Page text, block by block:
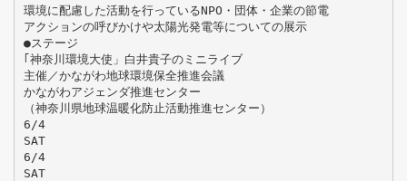
環境に配慮した活動を行っているNPO・団体・企業の節電
アクションの呼びかけや太陽光発電等についての展示
●ステージ
｢神奈川環境大使」白井貴子のミニライブ
主催／かながわ地球環境保全推進会議
かながわアジェンダ推進センター
（神奈川県地球温暖化防止活動推進センター）
6/4
SAT
6/4
SAT